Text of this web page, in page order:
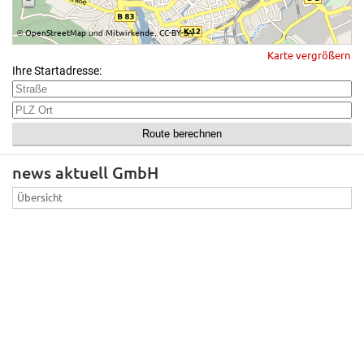
©OpenStreetMapundMitwirkende,CC-BY-SA
Karte vergrößern
Ihre Startadresse:
news aktuell GmbH
Übersicht